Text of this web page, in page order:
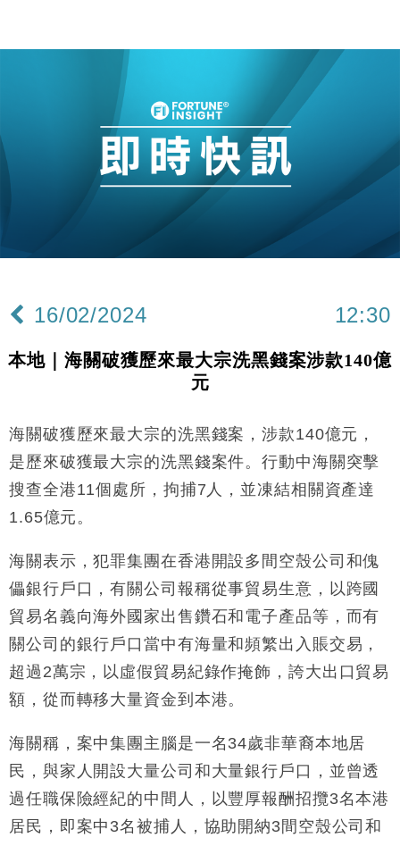
16/02/2024 12:30
本地｜海關破獲歷來最大宗洗黑錢案涉款140億
元
海關破獲歷來最大宗的洗黑錢案，涉款140億元，
是歷來破獲最大宗的洗黑錢案件。行動中海關突擊
搜查全港11個處所，拘捕7人，並凍結相關資產達
1.65億元。
海關表示，犯罪集團在香港開設多間空殼公司和傀
儡銀行戶口，有關公司報稱從事貿易生意，以跨國
貿易名義向海外國家出售鑽石和電子產品等，而有
關公司的銀行戶口當中有海量和頻繁出入賬交易，
超過2萬宗，以虛假貿易紀錄作掩飾，誇大出口貿易
額，從而轉移大量資金到本港。
海關稱，案中集團主腦是一名34歲非華裔本地居
民，與家人開設大量公司和大量銀行戶口，並曾透
過任職保險經紀的中間人，以豐厚報酬招攬3名本港
居民，即案中3名被捕人，協助開納3間空殼公司和